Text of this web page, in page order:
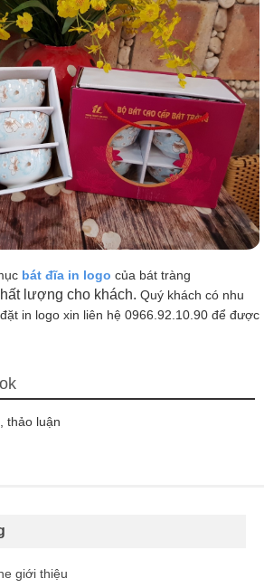
bát đĩa in logo của bát tràng
lượng cho khách. Quý khách có nhu
in logo xin liên hệ 0966.92.10.90 để được
thảo luận
giới thiệu